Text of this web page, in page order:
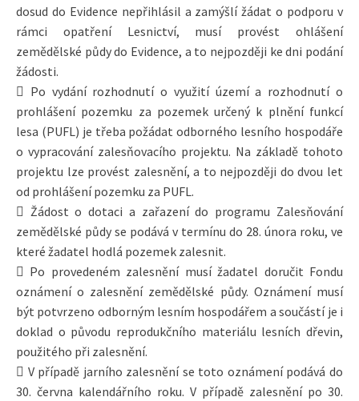
dosud do Evidence nepřihlásil a zamýšlí žádat o podporu v
rámci opatření Lesnictví, musí provést ohlášení
zemědělské půdy do Evidence, a to nejpozději ke dni podání
žádosti.
 Po vydání rozhodnutí o využití území a rozhodnutí o
prohlášení pozemku za pozemek určený k plnění funkcí
lesa (PUFL) je třeba požádat odborného lesního hospodáře
o vypracování zalesňovacího projektu. Na základě tohoto
projektu lze provést zalesnění, a to nejpozději do dvou let
od prohlášení pozemku za PUFL.
 Žádost o dotaci a zařazení do programu Zalesňování
zemědělské půdy se podává v termínu do 28. února roku, ve
které žadatel hodlá pozemek zalesnit.
 Po provedeném zalesnění musí žadatel doručit Fondu
oznámení o zalesnění zemědělské půdy. Oznámení musí
být potvrzeno odborným lesním hospodářem a součástí je i
doklad o původu reprodukčního materiálu lesních dřevin,
použitého při zalesnění.
 V případě jarního zalesnění se toto oznámení podává do
30. června kalendářního roku. V případě zalesnění po 30.